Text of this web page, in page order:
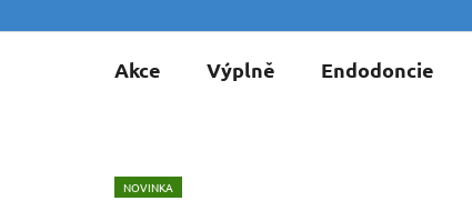
Akce Výplně Endodoncie
NOVINKA